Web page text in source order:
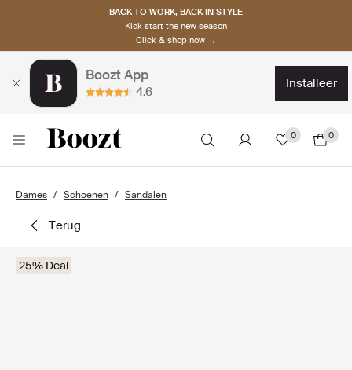
BACK TO WORK, BACK IN STYLE
Kick start the new season
Click & shop now →
Boozt App
4.6
installeer
0 0
Dames Schoenen Sandalen
terug
25% Deal